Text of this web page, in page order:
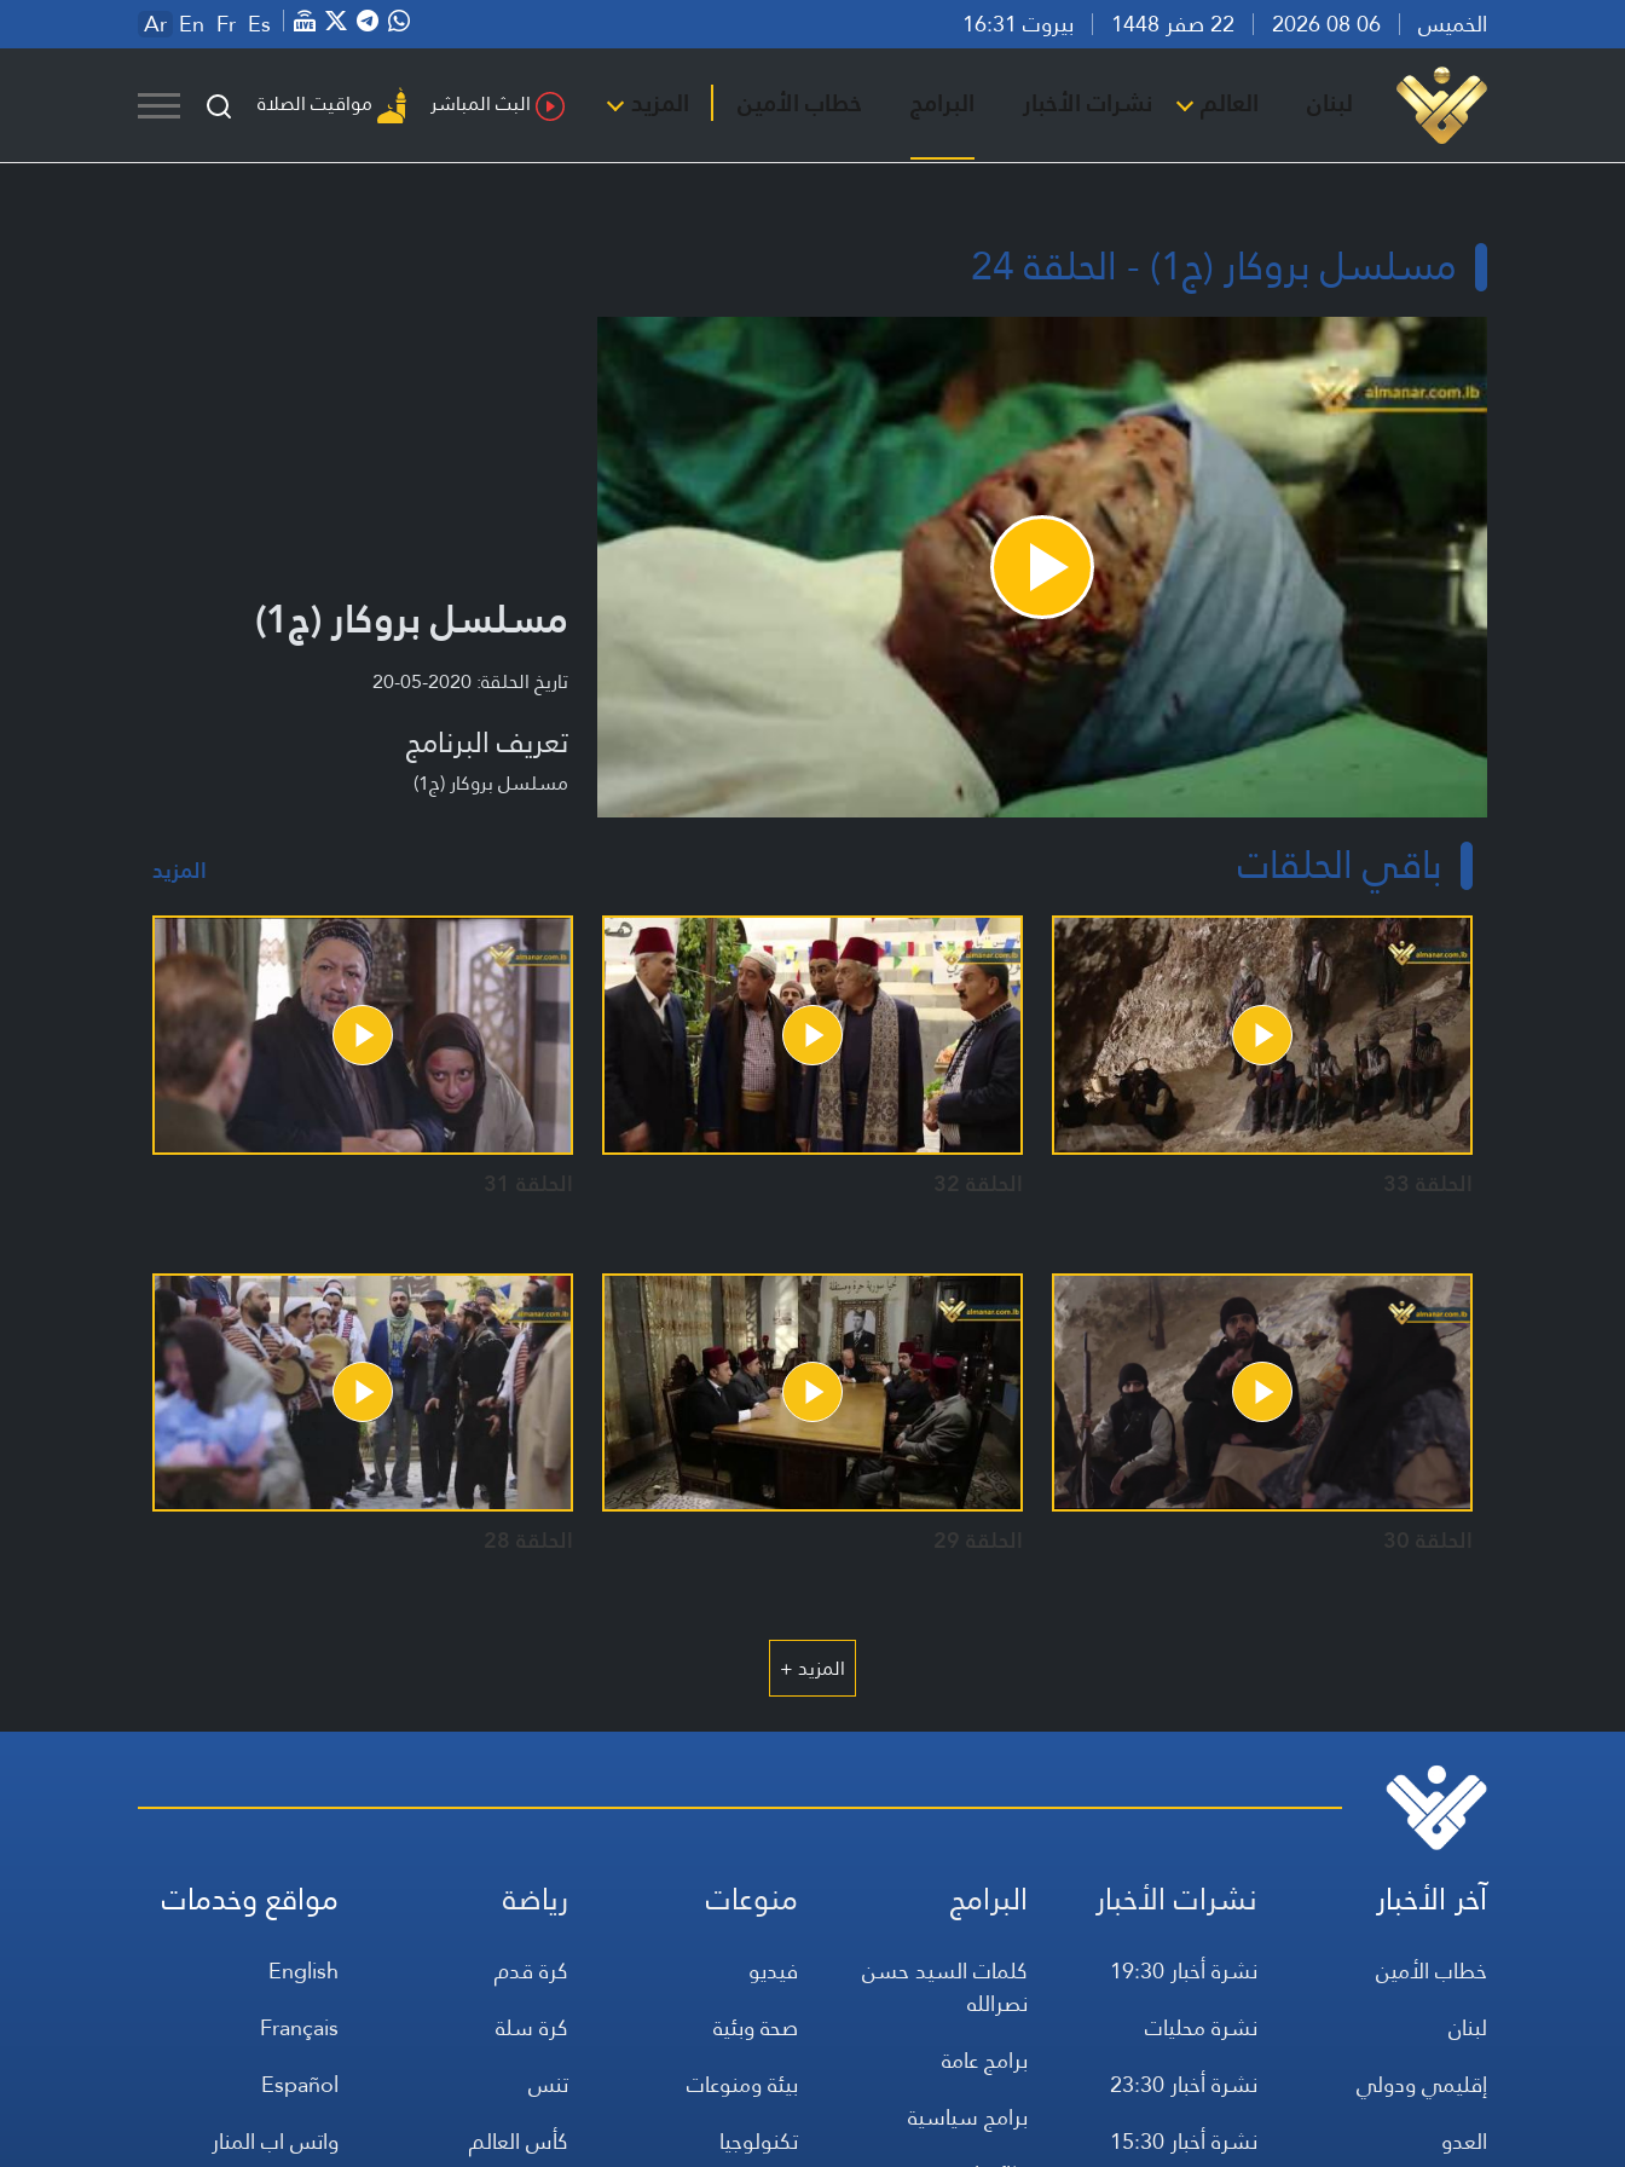
الخميس بيروت 16:31 Ar En Fr Es
لبنان العالم نشرات الأخبار البرامج خطاب الأمين المزيد البث المباشر مواقيت الصلاة
مسلسل بروكار (ج1) - الحلقة 24
Play
Video
مسلسل بروكار (ج1)
تاريخ الحلقة: 2020-05-20
تعريف البرنامج
مسلسل بروكار (ج1)
باقي الحلقات المزيد
الحلقة 33 الحلقة 32 الحلقة 31
الحلقة 30 الحلقة 29 الحلقة 28
المزيد +
آخر الأخبار
خطاب الأمين
لبنان
إقليمي ودولي
العدو
نشرات الأخبار
نشرة أخبار 19:30
نشرة محليات
نشرة أخبار 23:30
نشرة أخبار 15:30
البرامج
كلمات السيد حسن
نصرالله
برامج عامة
برامج سياسية
منوعات
فيديو
صحة وبئية
بيئة ومنوعات
تكنولوجيا
رياضة
كرة قدم
كرة سلة
تنس
كأس العالم
مواقع وخدمات
English
Français
Español
واتس اب المنار